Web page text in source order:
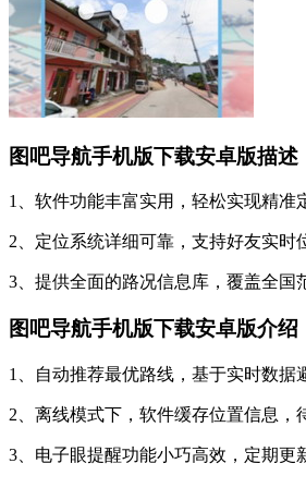
图吧导航手机版下载安卓版描述
1、软件功能丰富实用，轻松实现精准
2、定位系统详细可靠，支持好友实时
3、提供全面的路况信息库，覆盖全国
图吧导航手机版下载安卓版介绍
1、自动推荐最优路线，基于实时数据
2、离线模式下，软件缓存位置信息，
3、电子眼提醒功能小巧高效，定期更